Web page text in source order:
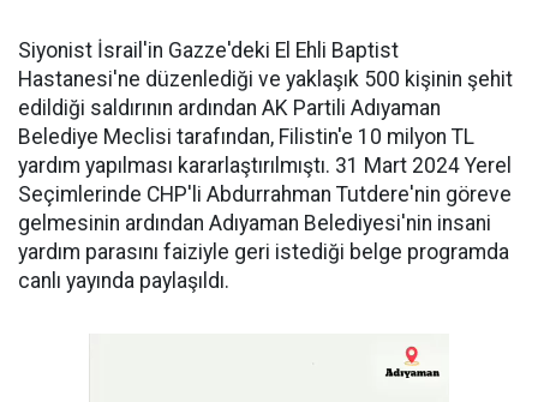
Siyonist İsrail'in Gazze'deki El Ehli Baptist
Hastanesi'ne düzenlediği ve yaklaşık 500 kişinin şehit
edildiği saldırının ardından AK Partili Adıyaman
Belediye Meclisi tarafından, Filistin'e 10 milyon TL
yardım yapılması kararlaştırılmıştı. 31 Mart 2024 Yerel
Seçimlerinde CHP'li Abdurrahman Tutdere'nin göreve
gelmesinin ardından Adıyaman Belediyesi'nin insani
yardım parasını faiziyle geri istediği belge programda
canlı yayında paylaşıldı.